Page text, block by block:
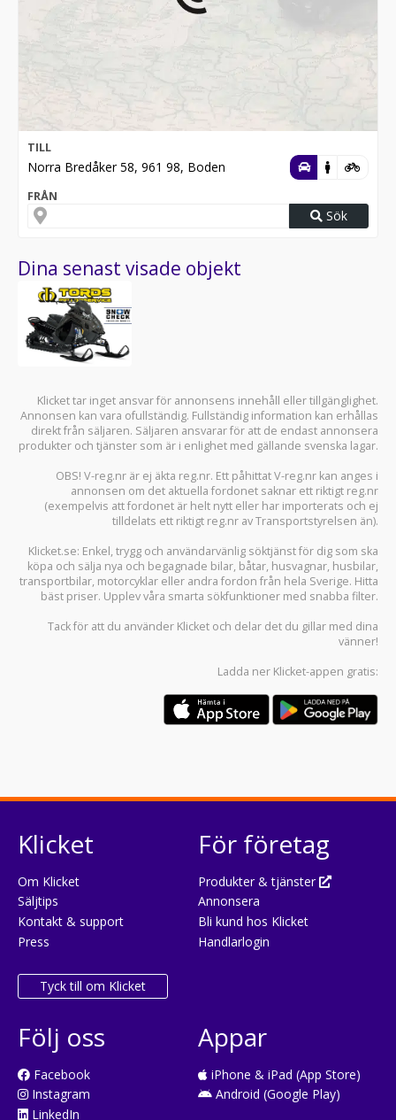
TILL
Norra Bredåker 58, 961 98, Boden
FRÅN
Sök
Dina senast visade objekt
Klicket tar inget ansvar för annonsens innehåll eller tillgänglighet.
Annonsen kan vara ofullständig. Fullständig information kan erhållas
direkt från säljaren. Säljaren ansvarar för att de endast annonsera
produkter och tjänster som är i enlighet med gällande svenska lagar.
OBS! V-reg.nr är ej äkta reg.nr. Ett påhittat V-reg.nr kan anges i
annonsen om det aktuella fordonet saknar ett riktigt reg.nr
(exempelvis att fordonet är helt nytt eller har importerats och ej
tilldelats ett riktigt reg.nr av Transportstyrelsen än).
Klicket.se: Enkel, trygg och användarvänlig söktjänst för dig som ska
köpa och sälja nya och begagnade bilar, båtar, husvagnar, husbilar,
transportbilar, motorcyklar eller andra fordon från hela Sverige. Hitta
bäst priser. Upplev våra smarta sökfunktioner med snabba filter.
Tack för att du använder Klicket och delar det du gillar med dina
vänner!
Ladda ner Klicket-appen gratis:
Klicket
Om Klicket
Säljtips
Kontakt & support
Press
Tyck till om Klicket
För företag
Produkter & tjänster
Annonsera
Bli kund hos Klicket
Handlarlogin
Följ oss
Facebook
Instagram
LinkedIn
Appar
iPhone & iPad (App Store)
Android (Google Play)